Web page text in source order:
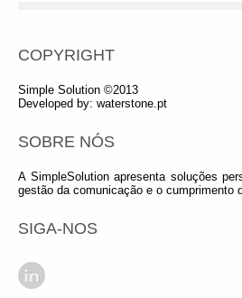
COPYRIGHT
Simple Solution ©2013
Developed by: waterstone.pt
SOBRE NÓS
A SimpleSolution apresenta soluções
gestão da comunicação e o cumprimento
SIGA-NOS